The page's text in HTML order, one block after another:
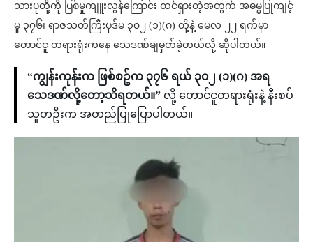
သားပုတို့ကို ပြစ်မှုကျူးလွန်ကြောင်း ထင်ရှားတဲ့အတွက် အဓမ္မပြုကျင့်
မှု ၃၇၆၊ ရာဇသတ်ကြီးပုဒ်မ ၃၀၂ (၁)(ဂ) တို့နဲ့ မေလ ၂၂ ရက်မှာ
တောင်ငူ တရားရုံးကနေ သေဒဏ်ချမှတ်ခဲ့တယ်လို့ ဆိုပါတယ်။
“ကျွန်းကုန်းက ဖြစ်စဥ်က ၃၇၆ ရယ် ၃၀၂ (၁)(ဂ) အရ
သေဒဏ်လို့တော့သိရတယ်။” လို့ တောင်ငူတရားရုံးနဲ့ နီးစပ်
သူတဦးက အတည်ပြုပြောပါတယ်။